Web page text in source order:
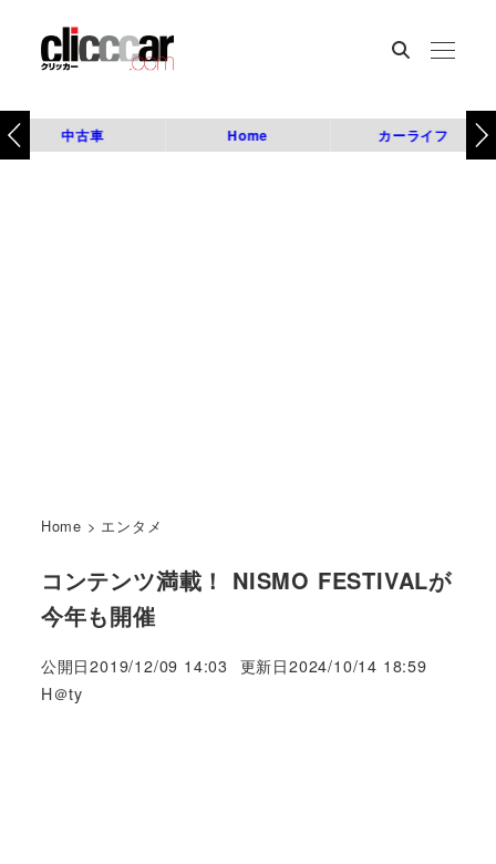
中古車 Home カーライフ
Home > エンタメ
コンテンツ満載！ NISMO FESTIVALが
今年も開催
公開日2019/12/09 14:03 更新日2024/10/14 18:59
著
H＠ty